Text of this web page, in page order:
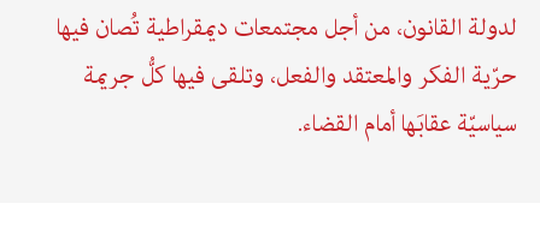
لدولة القانون، من أجل مجتمعات ديمقراطية تُصان فيها
حرّية الفكر والمعتقد والفعل، وتلقى فيها كلُّ جريمة
سياسيّة عقابَها أمام القضاء.